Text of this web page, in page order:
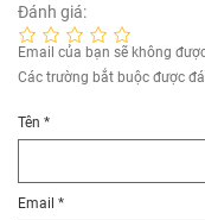
Đánh giá:
Email của bạn sẽ không
Các trường bắt buộc được
Tên *
Email *